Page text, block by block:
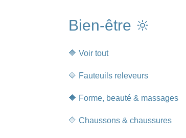
Bien-être 🔆
🔷 Voir tout
🔷 Fauteuils releveurs
🔷 Forme, beauté & massages
🔷 Chaussons & chaussures